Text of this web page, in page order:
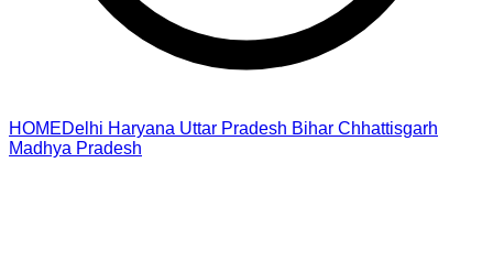
HOMEDelhi Haryana Uttar Pradesh Bihar Chhattisgarh
Madhya Pradesh